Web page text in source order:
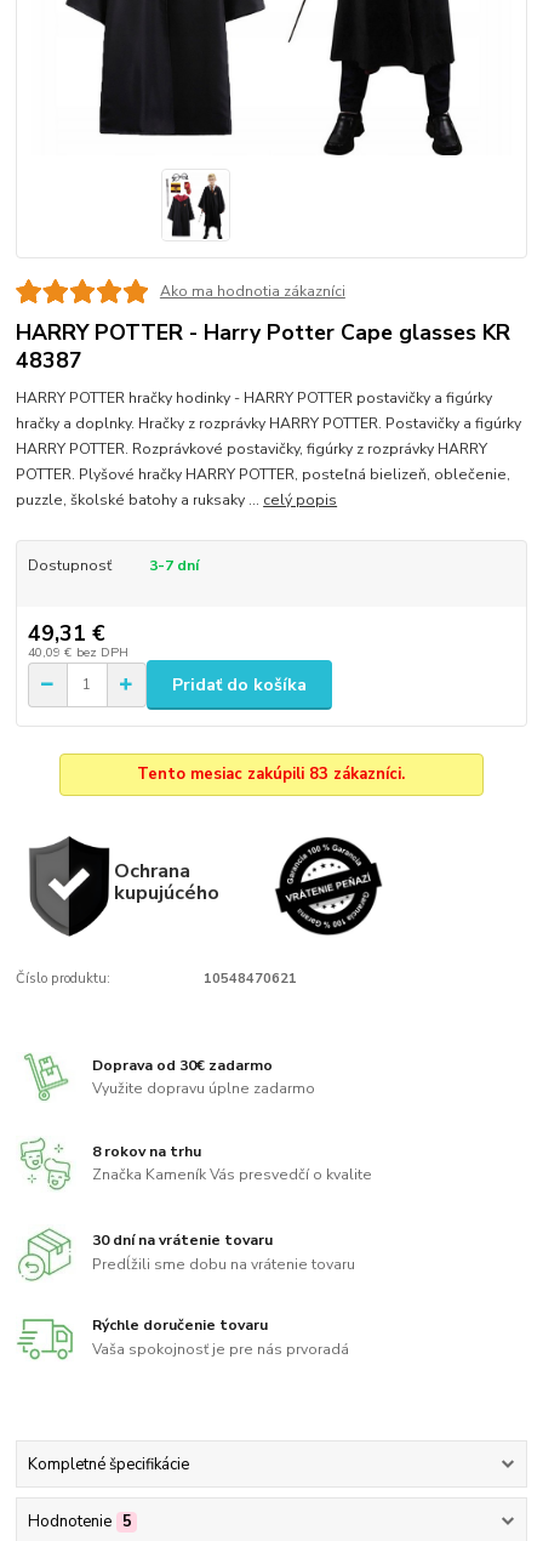
Ako ma hodnotia zákazníci
HARRY POTTER - Harry Potter Cape glasses KR
48387
HARRY POTTER hračky hodinky - HARRY POTTER postavičky a figúrky
hračky a doplnky. Hračky z rozprávky HARRY POTTER. Postavičky a figúrky
HARRY POTTER. Rozprávkové postavičky, figúrky z rozprávky HARRY
POTTER. Plyšové hračky HARRY POTTER, posteľná bielizeň, oblečenie,
puzzle, školské batohy a ruksaky ... celý popis
Dostupnosť 3-7 dní
49,31 €
40,09 € bez DPH
Pridať do košíka
Tento mesiac zakúpili 83 zákazníci.
Ochrana
kupujúcého
Číslo produktu: 10548470621
Doprava od 30€ zadarmo
Využite dopravu úplne zadarmo
8 rokov na trhu
Značka Kameník Vás presvedčí o kvalite
30 dní na vrátenie tovaru
Predĺžili sme dobu na vrátenie tovaru
Rýchle doručenie tovaru
Vaša spokojnosť je pre nás prvoradá
Kompletné špecifikácie
Hodnotenie 5